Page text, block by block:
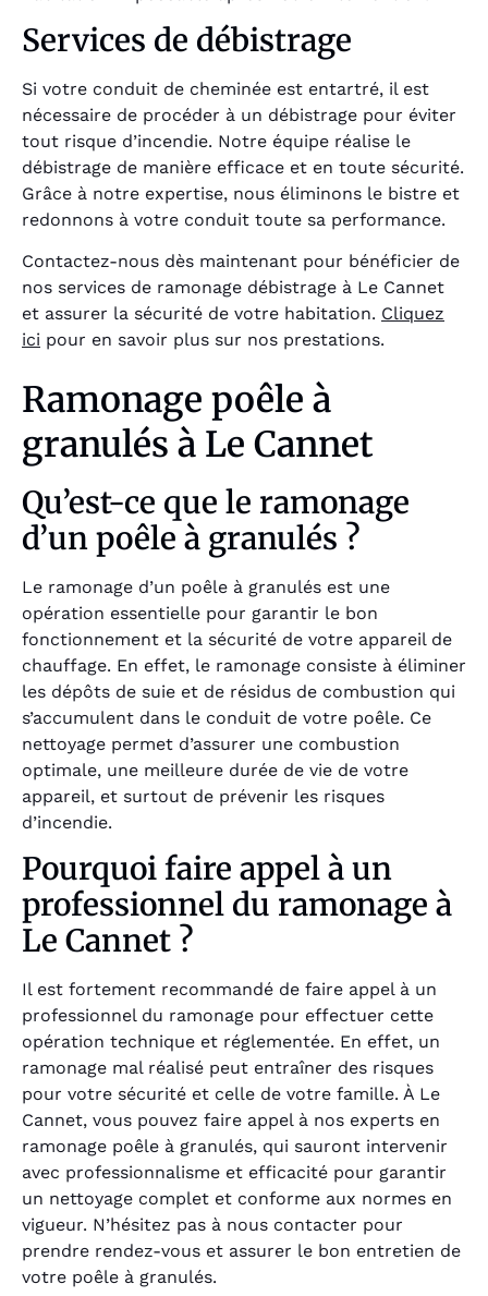
Services de débistrage
Si votre conduit de cheminée est entartré, il est
nécessaire de procéder à un débistrage pour éviter
tout risque d’incendie. Notre équipe réalise le
débistrage de manière efficace et en toute sécurité.
Grâce à notre expertise, nous éliminons le bistre et
redonnons à votre conduit toute sa performance.
Contactez-nous dès maintenant pour bénéficier de
nos services de ramonage débistrage à Le Cannet
et assurer la sécurité de votre habitation. Cliquez
ici pour en savoir plus sur nos prestations.
Ramonage poêle à
granulés à Le Cannet
Qu’est-ce que le ramonage
d’un poêle à granulés ?
Le ramonage d’un poêle à granulés est une
opération essentielle pour garantir le bon
fonctionnement et la sécurité de votre appareil de
chauffage. En effet, le ramonage consiste à éliminer
les dépôts de suie et de résidus de combustion qui
s’accumulent dans le conduit de votre poêle. Ce
nettoyage permet d’assurer une combustion
optimale, une meilleure durée de vie de votre
appareil, et surtout de prévenir les risques
d’incendie.
Pourquoi faire appel à un
professionnel du ramonage à
Le Cannet ?
Il est fortement recommandé de faire appel à un
professionnel du ramonage pour effectuer cette
opération technique et réglementée. En effet, un
ramonage mal réalisé peut entraîner des risques
pour votre sécurité et celle de votre famille. À Le
Cannet, vous pouvez faire appel à nos experts en
ramonage poêle à granulés, qui sauront intervenir
avec professionnalisme et efficacité pour garantir
un nettoyage complet et conforme aux normes en
vigueur. N’hésitez pas à nous contacter pour
prendre rendez-vous et assurer le bon entretien de
votre poêle à granulés.